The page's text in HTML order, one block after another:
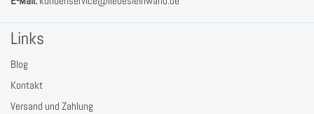
Links
Blog
Kontakt
Versand und Zahlung